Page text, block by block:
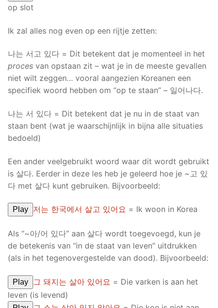
op slot
Ik zal alles nog even op een rijtje zetten:
나는 서고 있다 = Dit betekent dat je momenteel in het
proces van opstaan zit – wat je in de meeste gevallen
niet wilt zeggen… vooral aangezien Koreanen een
specifiek woord hebben om “op te staan” – 일어나다.
나는 서 있다 = Dit betekent dat je nu in de staat van
staan bent (wat je waarschijnlijk in bijna alle situaties
bedoeld)
Een ander veelgebruikt woord waar dit wordt gebruikt
is 살다. Eerder in deze les heb je geleerd hoe je ~고 있
다 met 살다 kunt gebruiken. Bijvoorbeeld:
Play 저는 한국에서 살고 있어요 = Ik woon in Korea
Als “~아/어 있다” aan 살다 wordt toegevoegd, kun je
de betekenis van “in de staat van leven” uitdrukken
(als in het tegenovergestelde van dood). Bijvoorbeeld:
Play 그 돼지는 살아 있어요 = Die varken is aan het
leven (is levend)